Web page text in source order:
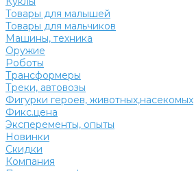
Товары для малышей
Товары для мальчиков
Машины, техника
Оружие
Роботы
Трансформеры
Треки, автовозы
Фигурки героев, животных,насекомых
Фикс.цена
Эксперементы, опыты
Новинки
Скидки
Компания